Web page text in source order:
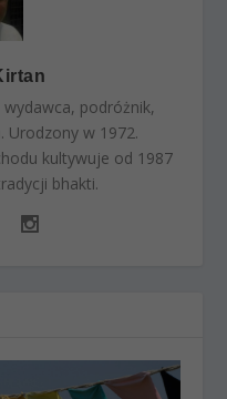
podróżnik,
Urodzony w 1972.
kultywuje od 1987
bhakti.